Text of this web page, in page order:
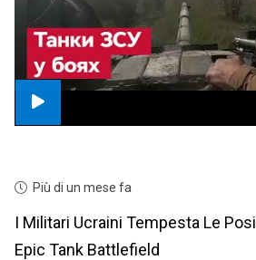
Più di un mese fa
I Militari Ucraini Tempesta Le
Epic Tank Battlefield